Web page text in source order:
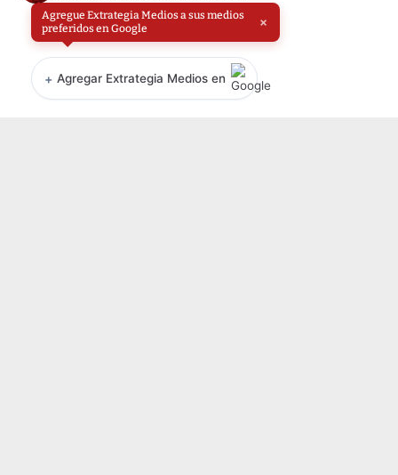
Agregue Extrategia Medios a sus medios
preferidos en Google
×
+ Agregar Extrategia Medios en